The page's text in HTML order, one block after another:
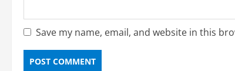
Save my name, email, and website in this